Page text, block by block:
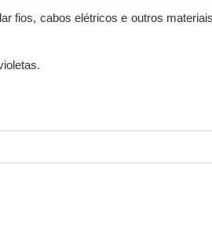
fios, cabos elétricos e outros